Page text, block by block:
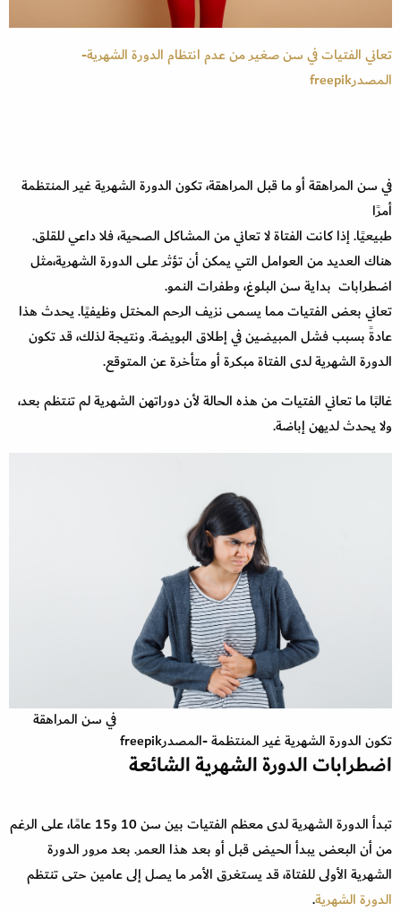
تعاني الفتيات في سن صغير من عدم انتظام الدورة الشهرية-
المصدرfreepik
في سن المراهقة أو ما قبل المراهقة، تكون الدورة الشهرية غير المنتظمة
أمرًا
طبيعيًا. إذا كانت الفتاة لا تعاني من المشاكل الصحية، فلا داعي للقلق.
هناك العديد من العوامل التي يمكن أن تؤثر على الدورة الشهرية،مثل
اضطرابات بداية سن البلوغ، وطفرات النمو.
تعاني بعض الفتيات مما يسمى نزيف الرحم المختل وظيفيًا. يحدث هذا
عادةً بسبب فشل المبيضين في إطلاق البويضة. ونتيجة لذلك، قد تكون
الدورة الشهرية لدى الفتاة مبكرة أو متأخرة عن المتوقع.
غالبًا ما تعاني الفتيات من هذه الحالة لأن دوراتهن الشهرية لم تنتظم بعد،
ولا يحدث لديهن إباضة.
في سن المراهقة
تكون الدورة الشهرية غير المنتظمة -المصدرfreepik
اضطرابات الدورة الشهرية الشائعة
تبدأ الدورة الشهرية لدى معظم الفتيات بين سن 10 و15 عامًا، على الرغم
من أن البعض يبدأ الحيض قبل أو بعد هذا العمر. بعد مرور الدورة
الشهرية الأولى للفتاة، قد يستغرق الأمر ما يصل إلى عامين حتى تنتظم
الدورة الشهرية.